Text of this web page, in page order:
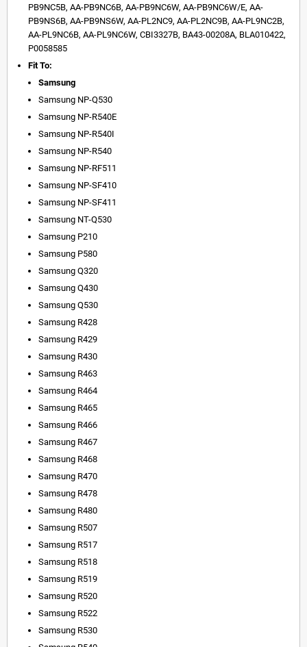
PB9NC5B, AA-PB9NC6B, AA-PB9NC6W, AA-PB9NC6W/E, AA-
PB9NS6B, AA-PB9NS6W, AA-PL2NC9, AA-PL2NC9B, AA-PL9NC2B,
AA-PL9NC6B, AA-PL9NC6W, CBI3327B, BA43-00208A, BLA010422,
P0058585
Fit To:
Samsung
Samsung NP-Q530
Samsung NP-R540E
Samsung NP-R540I
Samsung NP-R540
Samsung NP-RF511
Samsung NP-SF410
Samsung NP-SF411
Samsung NT-Q530
Samsung P210
Samsung P580
Samsung Q320
Samsung Q430
Samsung Q530
Samsung R428
Samsung R429
Samsung R430
Samsung R463
Samsung R464
Samsung R465
Samsung R466
Samsung R467
Samsung R468
Samsung R470
Samsung R478
Samsung R480
Samsung R507
Samsung R517
Samsung R518
Samsung R519
Samsung R520
Samsung R522
Samsung R530